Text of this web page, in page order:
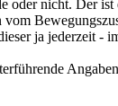
oder nicht. Der ist
ja jederzeit -